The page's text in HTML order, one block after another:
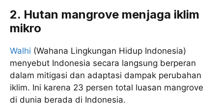
2. Hutan mangrove menjaga iklim
mikro
Walhi (Wahana Lingkungan Hidup Indonesia)
menyebut Indonesia secara langsung berperan
dalam mitigasi dan adaptasi dampak perubahan
iklim. Ini karena 23 persen total luasan mangrove
di dunia berada di Indonesia.